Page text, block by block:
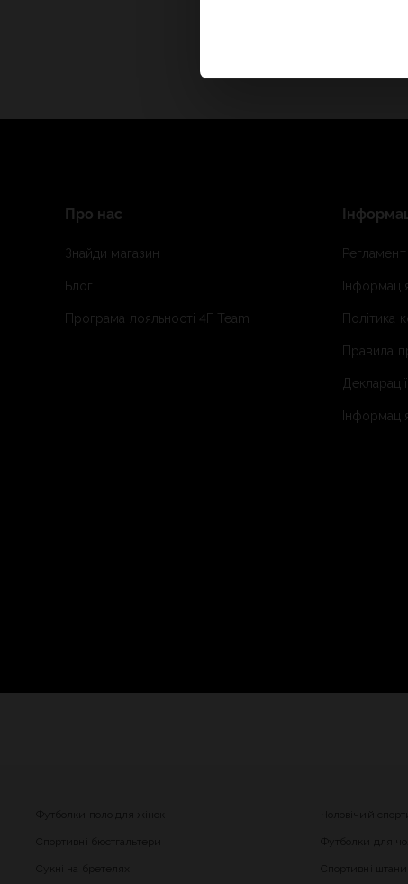
Детальну інформацію
Про нас
Знайди магазин
Блог
Програма лояльності 4F Team Політика
Правила